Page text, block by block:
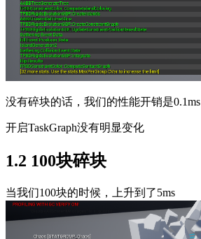
没有碎块的话，我们的性能开销是0.1ms
开启TaskGraph没有明显变化
1.2 100块碎块
当我们100块的时候，上升到了5ms